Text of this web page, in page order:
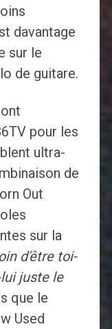
davantage
sur le
de guitare.
pour les
ultra-
de
Out
sur la
d'être toi-
juste le
que le
Used